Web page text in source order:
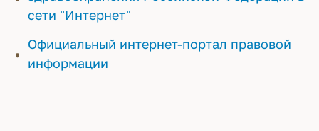
сети "Интернет"
Официальный интернет-портал правовой
информации